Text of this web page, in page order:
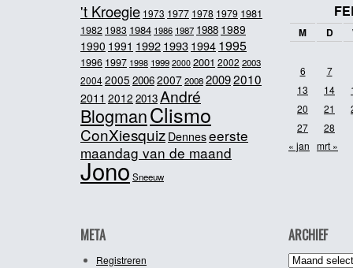
't Kroegie 1973 1977 1978 1979 1981
1982 1983 1984 1986 1987 1988 1989
1990 1991 19921993 1994 1995
1996 1997 1998 1999 2000 2001 2002 2003
20042005 20062007200820092010
2011 2012 2013André
BlogmanClismo
ConXiesquiz Denneseerste
maandag van de maand
JonoSneeuw
M D
6
7
13
14
20
21
27
28
« jan mrt »
META
Registreren
ARCHIEF
Archief